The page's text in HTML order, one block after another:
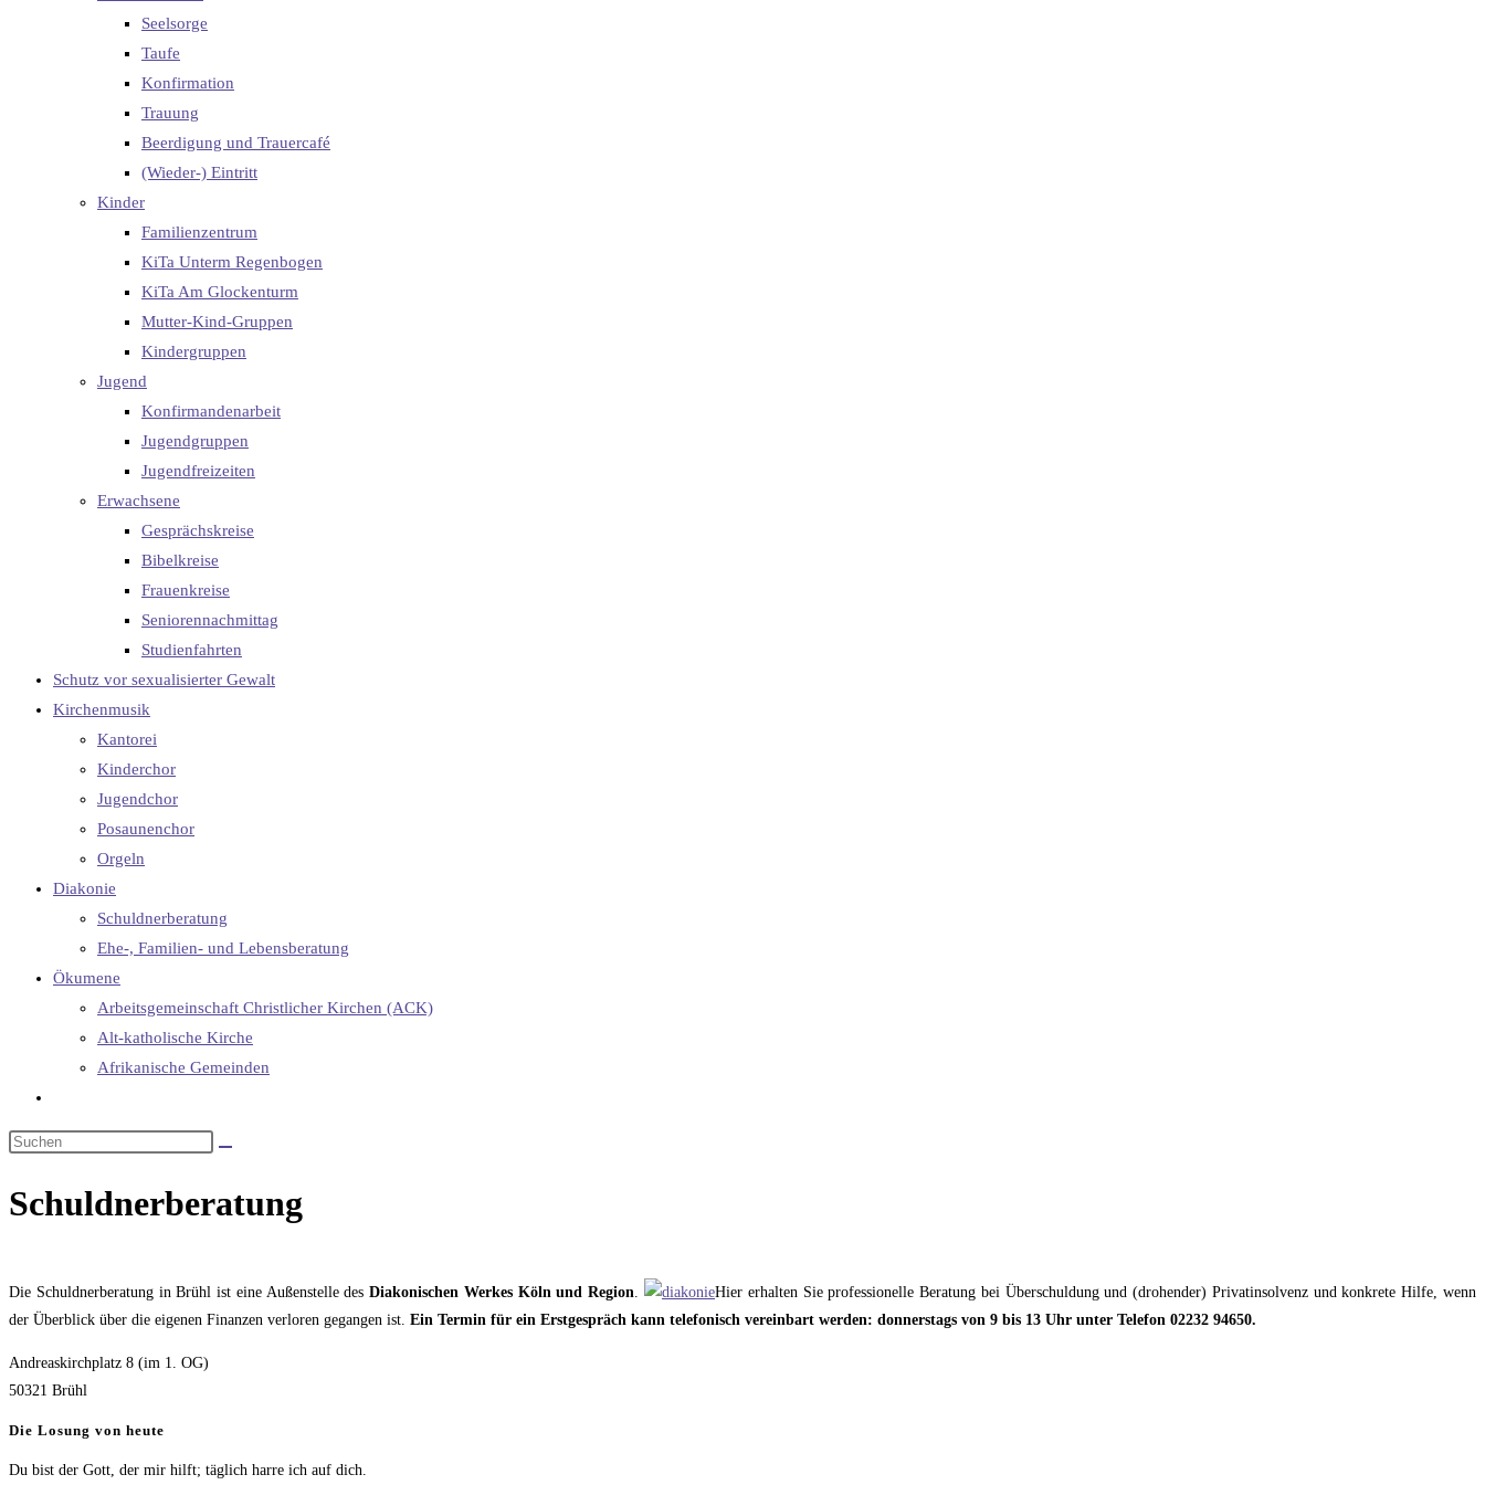
Seelsorge
Taufe
Konfirmation
Trauung
Beerdigung und Trauercafé
(Wieder-) Eintritt
Kinder
Familienzentrum
KiTa Unterm Regenbogen
KiTa Am Glockenturm
Mutter-Kind-Gruppen
Kindergruppen
Jugend
Konfirmandenarbeit
Jugendgruppen
Jugendfreizeiten
Erwachsene
Gesprächskreise
Bibelkreise
Frauenkreise
Seniorennachmittag
Studienfahrten
Schutz vor sexualisierter Gewalt
Kirchenmusik
Kantorei
Kinderchor
Jugendchor
Posaunenchor
Orgeln
Diakonie
Schuldnerberatung
Ehe-, Familien- und Lebensberatung
Ökumene
Arbeitsgemeinschaft Christlicher Kirchen (ACK)
Alt-katholische Kirche
Afrikanische Gemeinden
umschalten
Schuldnerberatung
Die Schuldnerberatung in Brühl ist eine Außenstelle desDiakonischen Werkes Köln und Region
Hier erhalten Sie professionelle Beratung bei Überschuldung und (drohender) Privatinsolvenz und konkrete Hilfe, wenn
der Überblick über die eigenen Finanzen verloren gegangen ist. Ein Termin für ein Erstgespräch kann telefonisch vereinbart werden: donnerstags von 9 bis 13 Uhr unter Telefon 02232 94650.
Andreaskirchplatz 8 (im 1. OG)
50321 Brühl
Die Losung von heute
Du bist der Gott, der mir hilft; täglich harre ich auf dich.